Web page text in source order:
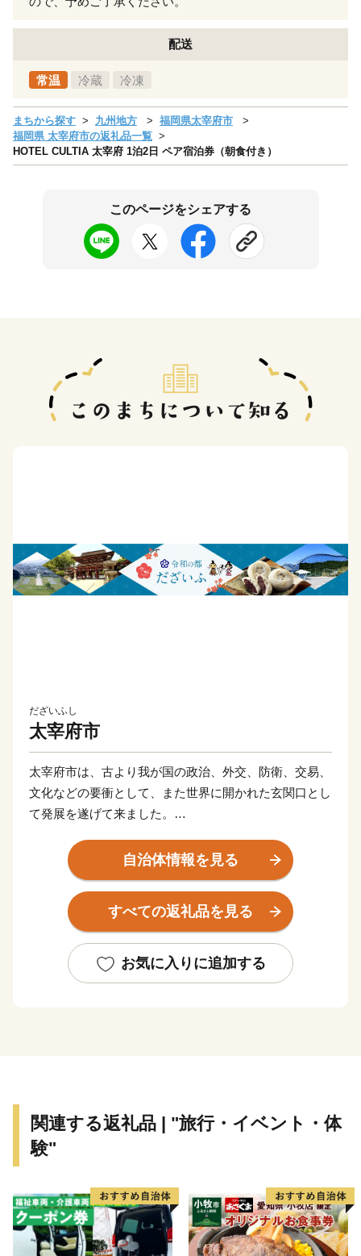
配送
常温 冷蔵 冷凍
まちから探す 九州地方
福岡県太宰府市
福岡県 太宰府市の返礼品一覧
HOTEL CULTIA 太宰府 1泊2日 ペア宿泊券（朝食付き）
このページをシェアする
だざいふし
太宰府市
太宰府市は、古より我が国の政治、外交、防衛、交易、
文化などの要衝として、また世界に開かれた玄関口とし
て発展を遂げて来ました。
る大宰府政庁跡、水城跡、観世音寺、太宰府天満宮など
の数多くの史跡や名所が存在する誇り高き国際観光都市
大伴旅人公や菅原道真公に代表される古からの大宰府と
宰府の魅力を融合させた「令和の都だざいふ」として住
まう人も訪れる人もともに慶び合えるまちづくりをすす
自治体情報を見る
すべての返礼品を見る
お気に入りに追加する
関連する返礼品 | "旅行・イベント・体
験"